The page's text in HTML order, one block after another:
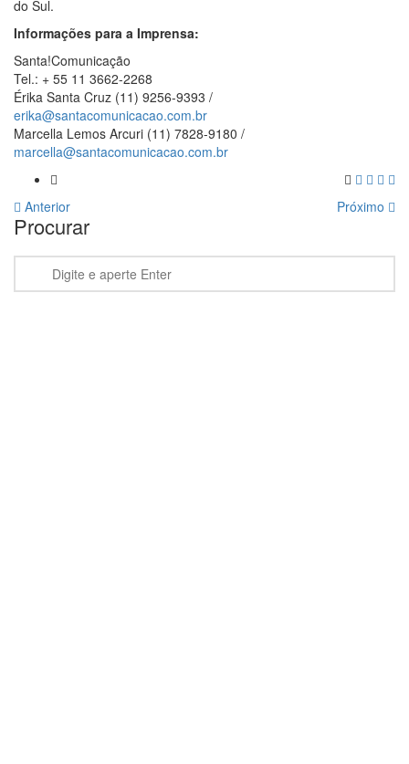
do Sul.
Informações para a Imprensa:
Santa!Comunicação
Tel.: + 55 11 3662-2268
Érika Santa Cruz (11) 9256-9393 /
erika@santacomunicacao.com.br
Marcella Lemos Arcuri (11) 7828-9180 /
marcella@santacomunicacao.com.br
Anterior Próximo
Procurar